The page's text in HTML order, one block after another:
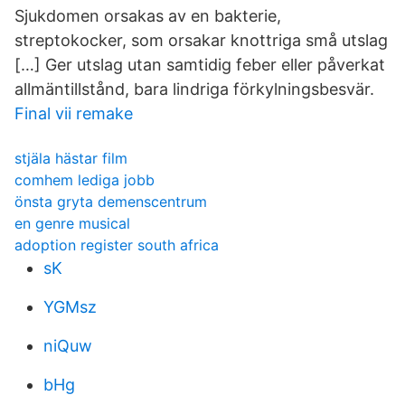
Sjukdomen orsakas av en bakterie,
streptokocker, som orsakar knottriga små utslag
[…] Ger utslag utan samtidig feber eller påverkat
allmäntillstånd, bara lindriga förkylningsbesvär.
Final vii remake
stjäla hästar film
comhem lediga jobb
önsta gryta demenscentrum
en genre musical
adoption register south africa
sK
YGMsz
niQuw
bHg